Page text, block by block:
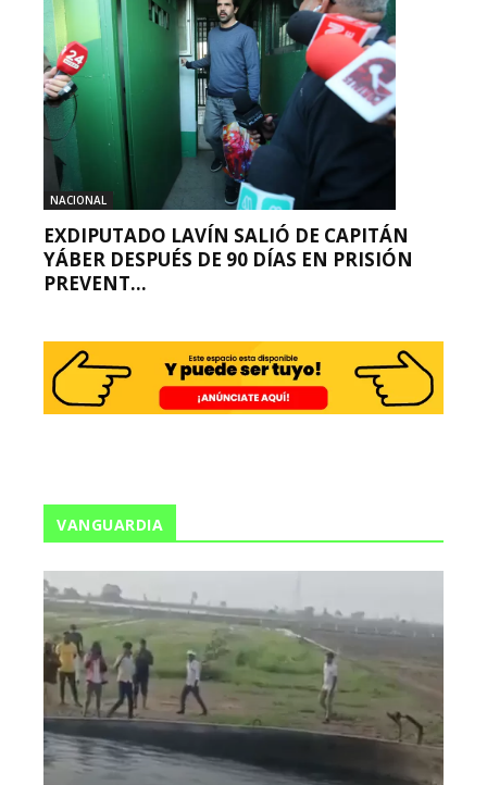
NACIONAL
EXDIPUTADO LAVÍN SALIÓ DE CAPITÁN
YÁBER DESPUÉS DE 90 DÍAS EN PRISIÓN
PREVENT...
VANGUARDIA